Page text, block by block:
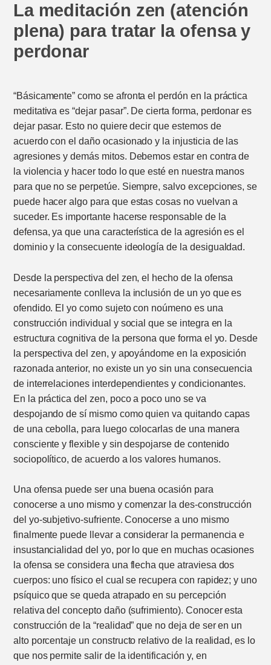
La meditación zen (atención
plena) para tratar la ofensa y
perdonar
“Básicamente” como se afronta el perdón en la práctica
meditativa es “dejar pasar”. De cierta forma, perdonar es
dejar pasar. Esto no quiere decir que estemos de
acuerdo con el daño ocasionado y la injusticia de las
agresiones y demás mitos. Debemos estar en contra de
la violencia y hacer todo lo que esté en nuestra manos
para que no se perpetúe. Siempre, salvo excepciones, se
puede hacer algo para que estas cosas no vuelvan a
suceder. Es importante hacerse responsable de la
defensa, ya que una característica de la agresión es el
dominio y la consecuente ideología de la desigualdad.
Desde la perspectiva del zen, el hecho de la ofensa
necesariamente conlleva la inclusión de un yo que es
ofendido. El yo como sujeto con noúmeno es una
construcción individual y social que se integra en la
estructura cognitiva de la persona que forma el yo. Desde
la perspectiva del zen, y apoyándome en la exposición
razonada anterior, no existe un yo sin una consecuencia
de interrelaciones interdependientes y condicionantes.
En la práctica del zen, poco a poco uno se va
despojando de sí mismo como quien va quitando capas
de una cebolla, para luego colocarlas de una manera
consciente y flexible y sin despojarse de contenido
sociopolítico, de acuerdo a los valores humanos.
Una ofensa puede ser una buena ocasión para
conocerse a uno mismo y comenzar la des-construcción
del yo-subjetivo-sufriente. Conocerse a uno mismo
finalmente puede llevar a considerar la permanencia e
insustancialidad del yo, por lo que en muchas ocasiones
la ofensa se considera una flecha que atraviesa dos
cuerpos: uno físico el cual se recupera con rapidez; y uno
psíquico que se queda atrapado en su percepción
relativa del concepto daño (sufrimiento). Conocer esta
construcción de la “realidad” que no deja de ser en un
alto porcentaje un constructo relativo de la realidad, es lo
que nos permite salir de la identificación y, en